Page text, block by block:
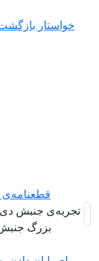
خواستار
بزرگ جنبش